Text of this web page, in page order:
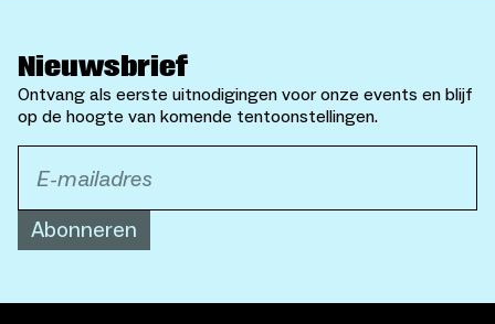
Nieuwsbrief
Ontvang als eerste uitnodigingen voor onze events en blijf
op de hoogte van komende tentoonstellingen.
Abonneren